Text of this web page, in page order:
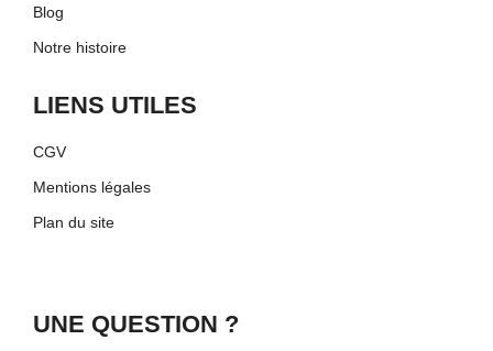
Blog
Notre histoire
LIENS UTILES
CGV
Mentions légales
Plan du site
UNE QUESTION ?